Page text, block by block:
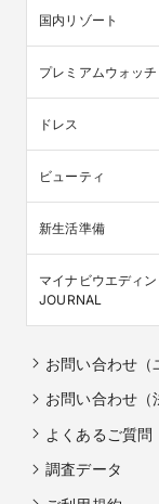
国内リゾート
プレミアムウォッチ
ドレス
ビューティ
新生活準備
マイナビウエディ
JOURNAL
お問い合わせ（
お問い合わせ（
よくあるご質問
調査データ